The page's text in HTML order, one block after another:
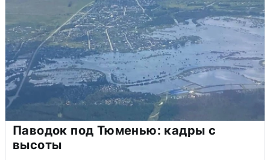
Паводок под Тюменью: кадры с
высоты